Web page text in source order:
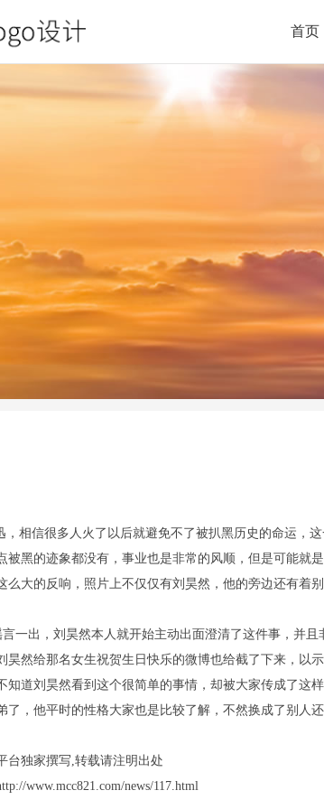
首页
相信很多人火了以后就避免不了被扒黑历史的命运，
被黑的迹象都没有，事业也是非常的风顺，但是可能就
么大的反响，照片上不仅仅有刘昊然，他的旁边还有着
一出，刘昊然本人就开始主动出面澄清了这件事，并
昊然给那名女生祝贺生日快乐的微博也给截了下来，以
知道刘昊然看到这个很简单的事情，却被大家传成了这
了，他平时的性格大家也是比较了解，不然换成了别人
台独家撰写,转载请注明出处
www.mcc821.com/news/117.html